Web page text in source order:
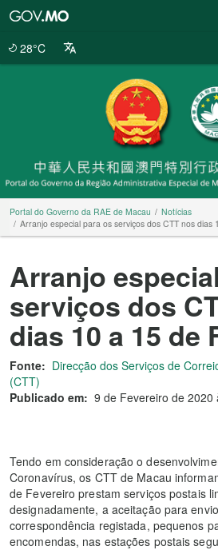
28°C
Portal do Governo da RAE de Macau
Notícias
Arranjo especial para os serviços dos CTT nos dias
Arranjo
serviços dos
dias 10 a 15 de
Fonte: Direcção dos Serviços de
(CTT)
Publicado em: 9 de Fevereiro de 2020
Tendo em consideração o
Coronavírus, os CTT de Macau
de Fevereiro prestam serviços postais
designadamente, a aceitação para
correspondência registada, pequenos
encomendas, nas estações postais